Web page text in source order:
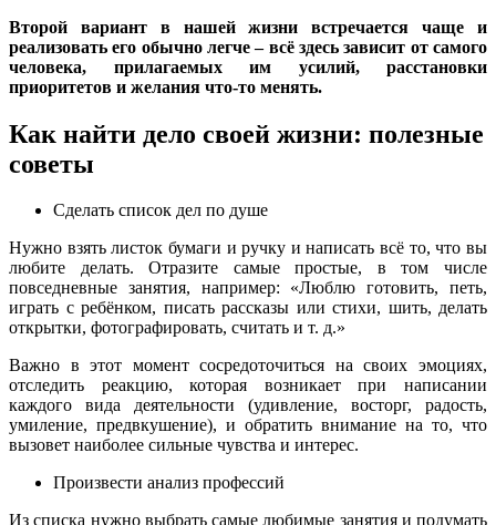
Второй вариант в нашей жизни встречается чаще и
реализовать его обычно легче – всё здесь зависит от самого
человека, прилагаемых им усилий, расстановки
приоритетов и желания что-то менять.
Как найти дело своей жизни: полезные
советы
Сделать список дел по душе
Нужно взять листок бумаги и ручку и написать всё то, что вы
любите делать. Отразите самые простые, в том числе
повседневные занятия, например: «Люблю готовить, петь,
играть с ребёнком, писать рассказы или стихи, шить, делать
открытки, фотографировать, считать и т. д.»
Важно в этот момент сосредоточиться на своих эмоциях,
отследить реакцию, которая возникает при написании
каждого вида деятельности (удивление, восторг, радость,
умиление, предвкушение), и обратить внимание на то, что
вызовет наиболее сильные чувства и интерес.
Произвести анализ профессий
Из списка нужно выбрать самые любимые занятия и подумать